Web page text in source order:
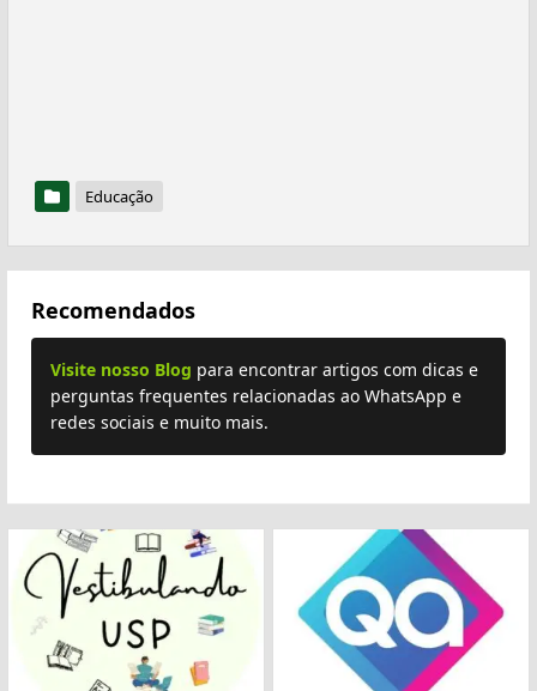
Educação
Recomendados
Visite nosso Blog para encontrar artigos com dicas e
perguntas frequentes relacionadas ao WhatsApp e
redes sociais e muito mais.